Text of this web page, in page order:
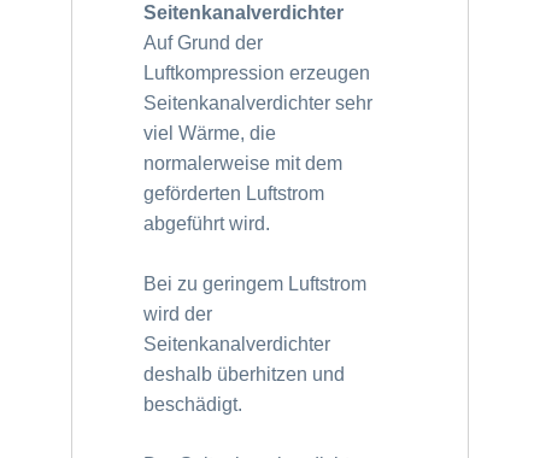
Seitenkanalverdichter
Auf Grund der
Luftkompression erzeugen
Seitenkanalverdichter sehr
viel Wärme, die
normalerweise mit dem
geförderten Luftstrom
abgeführt wird.
Bei zu geringem Luftstrom
wird der
Seitenkanalverdichter
deshalb überhitzen und
beschädigt.